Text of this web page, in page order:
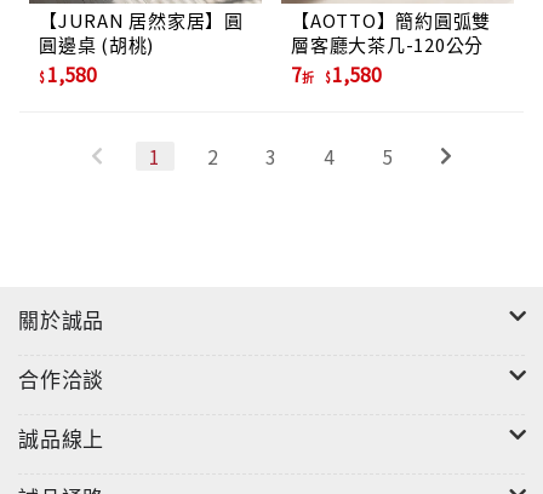
【JURAN 居然家居】圓
圓邊桌 (胡桃)
1,580
【AOTTO】簡約圓弧雙
層客廳大茶几-120公分
7折 1,580
1 2 3 4 5
關於誠品
合作洽談
誠品線上